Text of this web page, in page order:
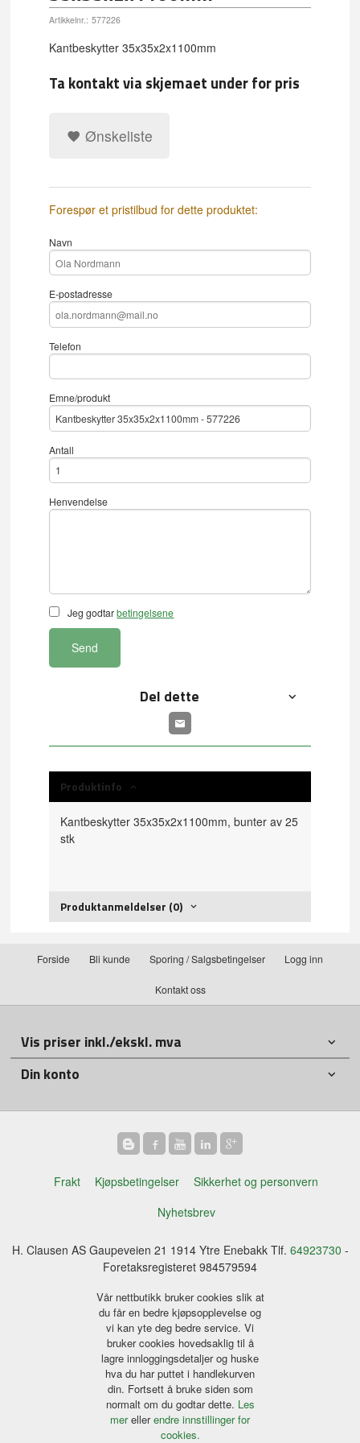
Artikkelnr.: 577226
Kantbeskytter 35x35x2x1100mm
Ta kontakt via skjemaet under for pris
Ønskeliste
Forespør et pristilbud for dette produktet:
Navn
E-postadresse
Telefon
Emne/produkt
Antall
Henvendelse
Jeg godtarbetingelsene
Send
Del dette
Produktinfo
Kantbeskytter 35x35x2x1100mm, bunter av 25
stk
Produktanmeldelser (0)
Forside Bli kunde Sporing / Salgsbetingelser Logg inn
Kontakt oss
Vis priser inkl./ekskl. mva
Din konto
Frakt Kjøpsbetingelser
Sikkerhet og personvern
Nyhetsbrev
H. Clausen AS Gaupeveien 21 1914 Ytre Enebakk Tlf. 64923730 -
Foretaksregisteret 984579594
Vår nettbutikk bruker cookies slik at
du får en bedre kjøpsopplevelse og
vi kan yte deg bedre service. Vi
bruker cookies hovedsaklig til å
lagre innloggingsdetaljer og huske
hva du har puttet i handlekurven
din. Fortsett å bruke siden som
normalt om du godtar dette. Les
merellerendre innstillinger for
cookies.